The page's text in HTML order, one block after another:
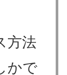
方法
かで